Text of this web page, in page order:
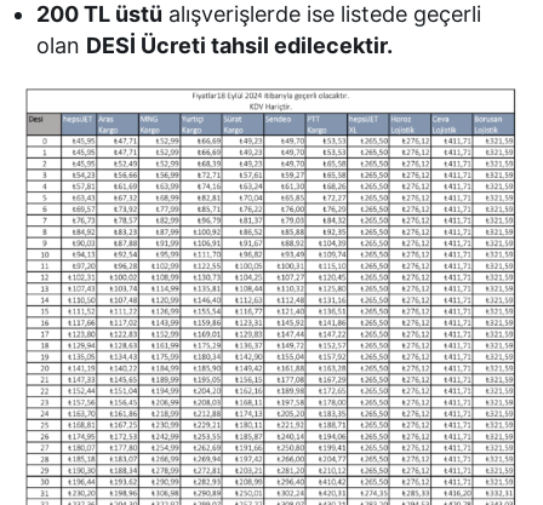
200 TL üstü alışverişlerde ise listede geçerli
olan DESİ Ücreti tahsil edilecektir.